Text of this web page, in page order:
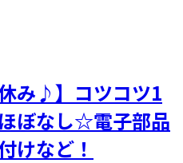
み♪】コツコツ1
ぼなし☆電子部品
けなど！